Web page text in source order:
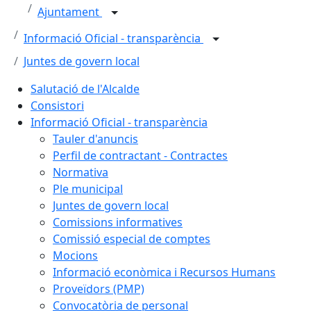
Ajuntament
Informació Oficial - transparència
Juntes de govern local
Salutació de l'Alcalde
Consistori
Informació Oficial - transparència
Tauler d'anuncis
Perfil de contractant - Contractes
Normativa
Ple municipal
Juntes de govern local
Comissions informatives
Comissió especial de comptes
Mocions
Informació econòmica i Recursos Humans
Proveïdors (PMP)
Convocatòria de personal